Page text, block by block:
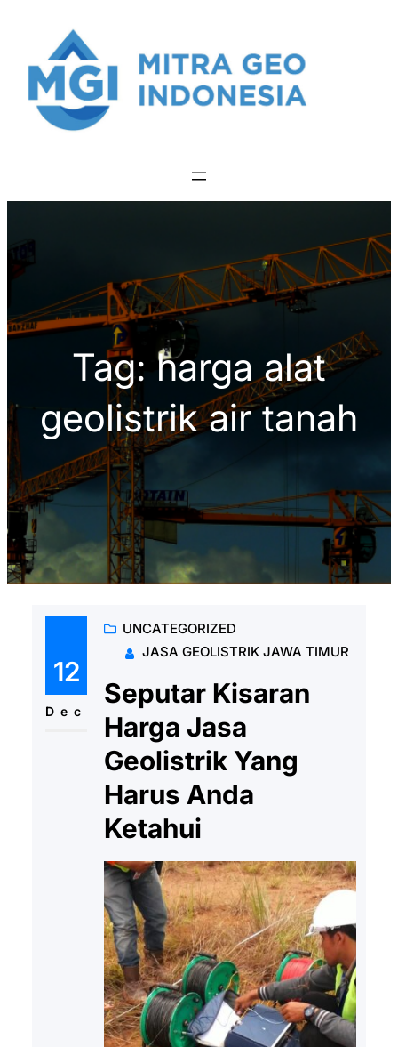
content
Tag: harga alat
geolistrik air tanah
12
Dec
UNCATEGORIZED
JASA GEOLISTRIK JAWA TIMUR
Seputar Kisaran
Harga Jasa
Geolistrik Yang
Harus Anda
Ketahui